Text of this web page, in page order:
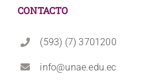
CONTACTO
(593) (7) 3701200
info@unae.edu.ec